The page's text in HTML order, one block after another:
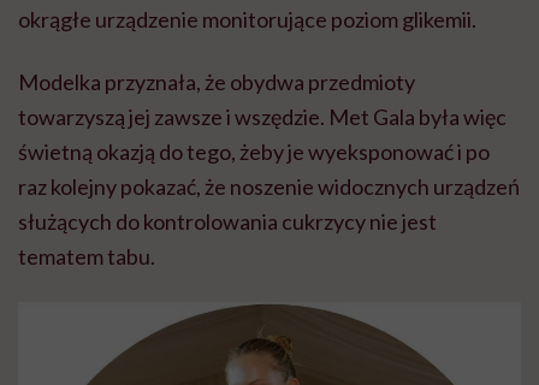
okrągłe urządzenie monitorujące poziom glikemii.
Modelka przyznała, że obydwa przedmioty
towarzyszą jej zawsze i wszędzie. Met Gala była więc
świetną okazją do tego, żeby je wyeksponować i po
raz kolejny pokazać, że noszenie widocznych urządzeń
służących do kontrolowania cukrzycy nie jest
tematem tabu.